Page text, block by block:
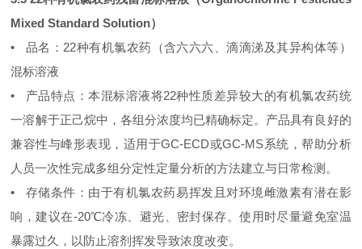
Mixed Standard Solution）
• 品名：22种有机氯农药（含六六六、滴滴涕及其异构体等）
混标溶液
• 产品特点：本混标溶液将22种性质差异较大的有机氯农药统
一溶解于正己烷中，各组分浓度均已精确标定。产品具有良好的
兼容性与峰形表现，适用于GC-ECD或GC-MS系统，帮助分析
人员一次性完成多组分定性定量分析的方法建立与日常检测。
• 存储条件：由于有机氯农药易挥发且对环境雌激素有潜在影
响，建议在-20℃冷冻、避光、密封保存。使用时尽量避免室温
暴露过久，以防止溶剂挥发导致浓度改变。